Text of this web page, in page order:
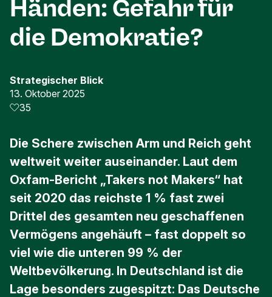
Händen: Gefahr für
die Demokratie?
Die Schere zwischen Arm und Reich geht
weltweit weiter auseinander. Laut dem
Oxfam-Bericht „Takers not Makers“ hat
seit 2020 das reichste 1 % fast zwei
Drittel des gesamten neu geschaffenen
Vermögens angehäuft – fast doppelt so
viel wie die unteren 99 % der
Weltbevölkerung. In Deutschland ist die
Lage besonders zugespitzt: Das Deutsche
Strategischer Blick
13. Oktober 2025
35